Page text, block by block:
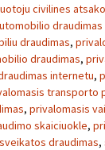
civilines
draudimas,
draudimas,
internetu,
transporto
, privalomasis
skaiciuokle,
draudimas,